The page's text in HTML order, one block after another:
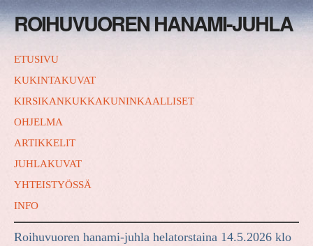
ROIHUVUOREN HANAMI-JUHLA
ETUSIVU
KUKINTAKUVAT
KIRSIKANKUKKAKUNINKAALLISET
OHJELMA
ARTIKKELIT
JUHLAKUVAT
YHTEISTYÖSSÄ
INFO
Roihuvuoren hanami-juhla helatorstaina 14.5.2026 klo